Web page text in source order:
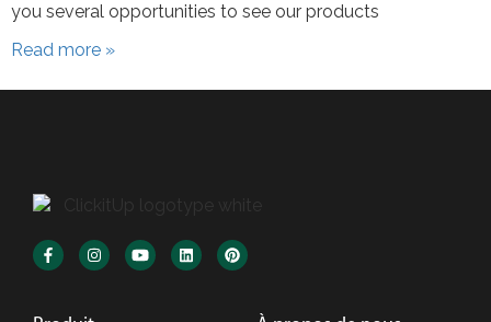
you several opportunities to see our products
Read more »